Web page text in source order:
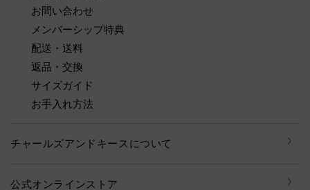
お問い合わせ
メンバーシップ特典
配送・送料
返品・交換
サイズガイド
お手入れ方法
チャールズアンドキースについて
公式オンラインストア